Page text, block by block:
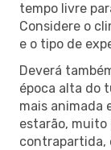
tempo livre
Considere o
e o tipo de
Deverá
época alta do
mais animada
estarão, muito
contrapartida,